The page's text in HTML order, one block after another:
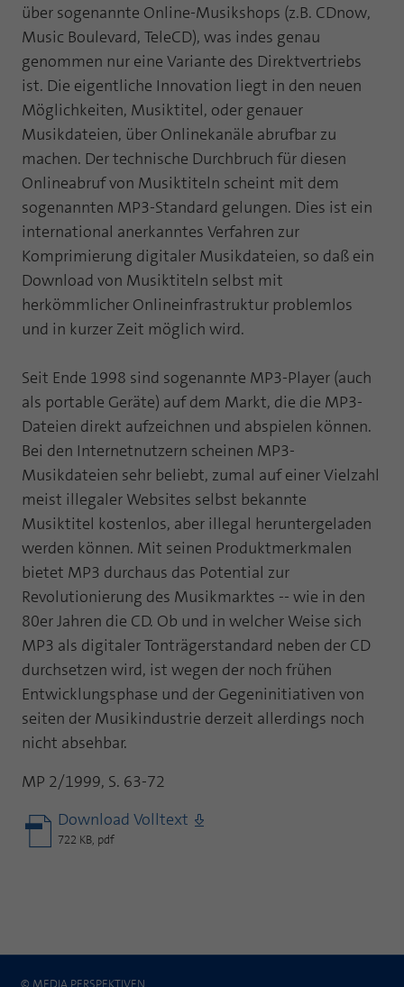
über sogenannte Online-Musikshops (z.B. CDnow,
Music Boulevard, TeleCD), was indes genau
genommen nur eine Variante des Direktvertriebs
ist. Die eigentliche Innovation liegt in den neuen
Möglichkeiten, Musiktitel, oder genauer
Musikdateien, über Onlinekanäle abrufbar zu
machen. Der technische Durchbruch für diesen
Onlineabruf von Musiktiteln scheint mit dem
sogenannten MP3-Standard gelungen. Dies ist ein
international anerkanntes Verfahren zur
Komprimierung digitaler Musikdateien, so daß ein
Download von Musiktiteln selbst mit
herkömmlicher Onlineinfrastruktur problemlos
und in kurzer Zeit möglich wird.
Seit Ende 1998 sind sogenannte MP3-Player (auch
als portable Geräte) auf dem Markt, die die MP3-
Dateien direkt aufzeichnen und abspielen können.
Bei den Internetnutzern scheinen MP3-
Musikdateien sehr beliebt, zumal auf einer Vielzahl
meist illegaler Websites selbst bekannte
Musiktitel kostenlos, aber illegal heruntergeladen
werden können. Mit seinen Produktmerkmalen
bietet MP3 durchaus das Potential zur
Revolutionierung des Musikmarktes -- wie in den
80er Jahren die CD. Ob und in welcher Weise sich
MP3 als digitaler Tonträgerstandard neben der CD
durchsetzen wird, ist wegen der noch frühen
Entwicklungsphase und der Gegeninitiativen von
seiten der Musikindustrie derzeit allerdings noch
nicht absehbar.
MP 2/1999, S. 63-72
Download Volltext
722 KB, pdf
© MEDIA PERSPEKTIVEN